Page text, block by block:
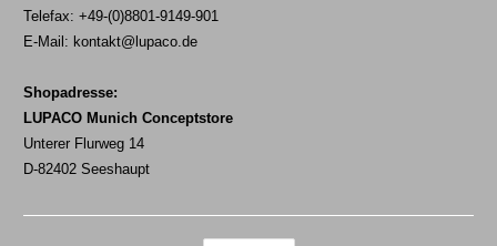
Telefax: +49-(0)8801-9149-901
E-Mail: kontakt@lupaco.de
Shopadresse:
LUPACO Munich Conceptstore
Unterer Flurweg 14
D-82402 Seeshaupt